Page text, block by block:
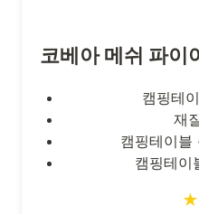
코베아 메쉬 파이
캠핑테
재
캠핑테이블
캠핑테이
★